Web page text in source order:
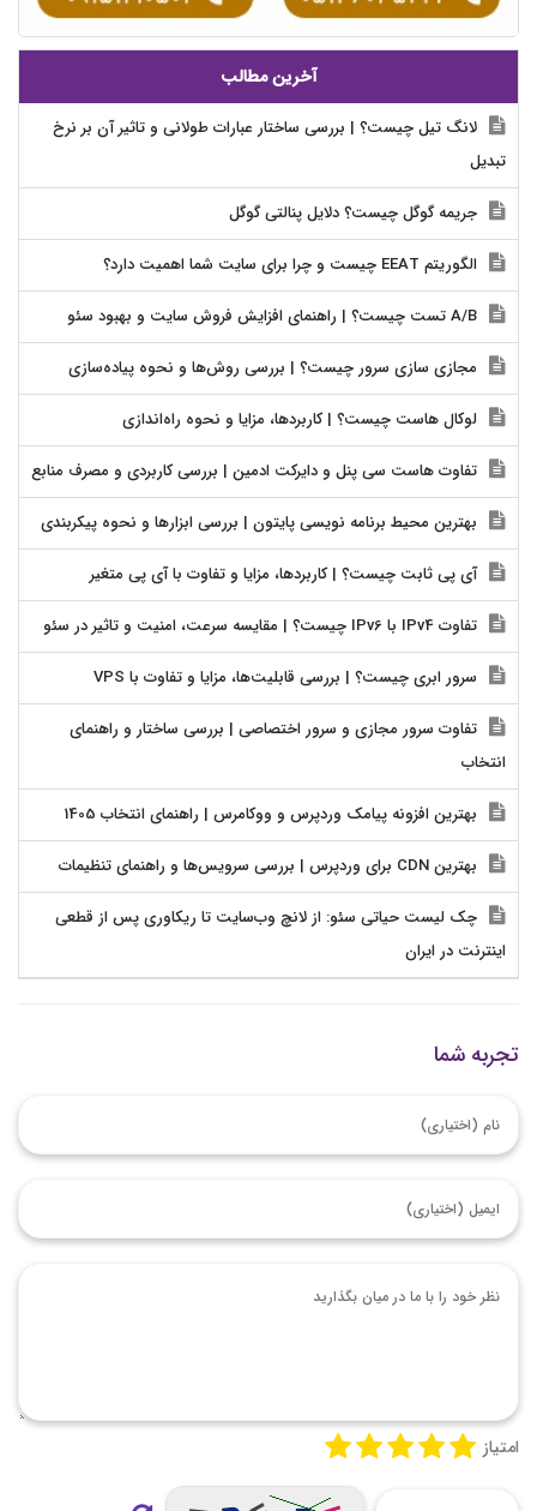
آخرین مطالب
لانگ تیل چیست؟ | بررسی ساختار عبارات طولانی و تاثیر آن بر نرخ
تبدیل
جریمه گوگل چیست؟ دلایل پنالتی گوگل
الگوریتم EEAT چیست و چرا برای سایت شما اهمیت دارد؟
مجازی سازی سرور چیست؟ | بررسی روش‌ها و نحوه پیاده‌سازی
لوکال هاست چیست؟ | کاربردها، مزایا و نحوه راه‌اندازی
تفاوت هاست سی پنل و دایرکت ادمین | بررسی کاربردی و مصرف منابع
بهترین محیط برنامه نویسی پایتون | بررسی ابزارها و نحوه پیکربندی
آی پی ثابت چیست؟ | کاربردها، مزایا و تفاوت با آی پی متغیر
تفاوت IPv4 با IPv6 چیست؟ | مقایسه سرعت، امنیت و تاثیر در سئو
سرور ابری چیست؟ | بررسی قابلیت‌ها، مزایا و تفاوت با VPS
تفاوت سرور مجازی و سرور اختصاصی | بررسی ساختار و راهنمای
انتخاب
بهترین افزونه پیامک وردپرس و ووکامرس | راهنمای انتخاب 1405
بهترین CDN برای وردپرس | بررسی سرویس‌ها و راهنمای تنظیمات
چک لیست حیاتی سئو: از لانچ وب‌سایت تا ریکاوری پس از قطعی
اینترنت در ایران
تجربه شما
امتیاز